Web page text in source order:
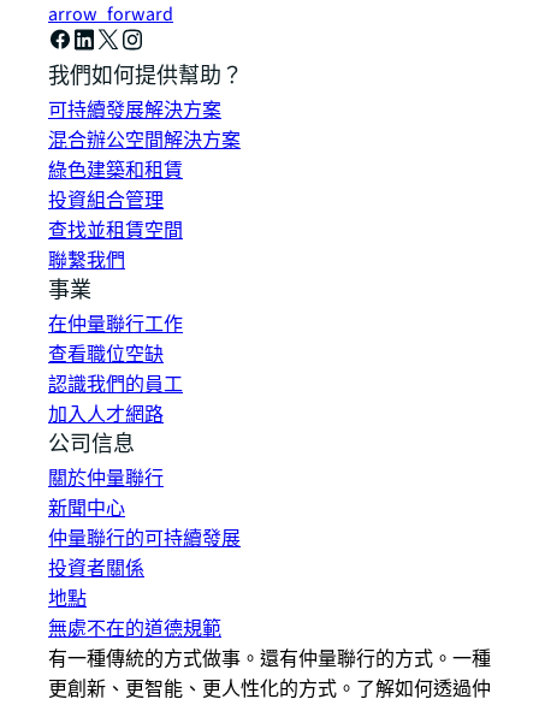
arrow_forward
我們如何提供幫助？
可持續發展解決方案
混合辦公空間解決方案
綠色建築和租賃
投資組合管理
查找並租賃空間
聯繫我們
事業
在仲量聯行工作
查看職位空缺
認識我們的員工
加入人才網路
公司信息
關於仲量聯行
新聞中心
仲量聯行的可持續發展
投資者關係
地點
無處不在的道德規範
有一種傳統的方式做事。還有仲量聯行的方式。一種
更創新、更智能、更人性化的方式。了解如何透過仲